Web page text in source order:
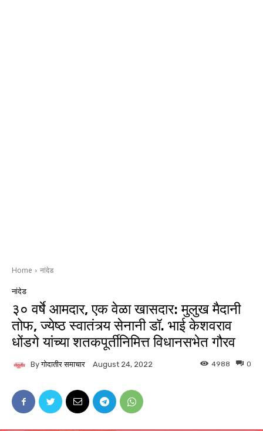
Home नांदेड
नांदेड
३० वर्षे आमदार, एक वेळा खासदार: मुलुख मैदानी
तोफ, ज्येष्ठ स्वातंत्र्य सेनानी डॉ. भाई केशवराव
धोंडगे यांच्या शतकपूर्तीनिमित्त विधानसभेत गौरव
By गोदातीर समाचार August 24, 2022 0
4988